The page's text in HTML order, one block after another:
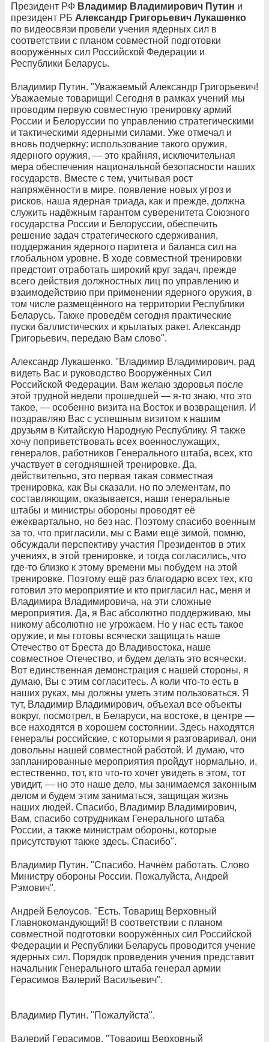
Президент РФ Владимир Владимирович Путин и
президент РБ Александр Григорьевич Лукашенко
по видеосвязи провели учения ядерных сил в
соответствии с планом совместной подготовки
вооружённых сил Российской Федерации и
Республики Беларусь.
Владимир Путин. "Уважаемый Александр Григорьевич!
Уважаемые товарищи! Сегодня в рамках учений мы
проводим первую совместную тренировку армий
России и Белоруссии по управлению стратегическими
и тактическими ядерными силами. Уже отмечал и
вновь подчеркну: использование такого оружия,
ядерного оружия, — это крайняя, исключительная
мера обеспечения национальной безопасности наших
государств. Вместе с тем, учитывая рост
напряжённости в мире, появление новых угроз и
рисков, наша ядерная триада, как и прежде, должна
служить надёжным гарантом суверенитета Союзного
государства России и Белоруссии, обеспечить
решение задач стратегического сдерживания,
поддержания ядерного паритета и баланса сил на
глобальном уровне. В ходе совместной тренировки
предстоит отработать широкий круг задач, прежде
всего действия должностных лиц по управлению и
взаимодействию при применении ядерного оружия, в
том числе размещённого на территории Республики
Беларусь. Также проведём сегодня практические
пуски баллистических и крылатых ракет. Александр
Григорьевич, передаю Вам слово".
Александр Лукашенко. "Владимир Владимирович, рад
видеть Вас и руководство Вооружённых Сил
Российской Федерации. Вам желаю здоровья после
этой трудной недели прошедшей — я-то знаю, что это
такое, — особенно визита на Восток и возвращения. И
поздравляю Вас с успешным визитом к нашим
друзьям в Китайскую Народную Республику. Я также
хочу поприветствовать всех военнослужащих,
генералов, работников Генерального штаба, всех, кто
участвует в сегодняшней тренировке. Да,
действительно, это первая такая совместная
тренировка, как Вы сказали, но по элементам, по
составляющим, оказывается, наши генеральные
штабы и министры обороны проводят её
ежеквартально, но без нас. Поэтому спасибо военным
за то, что пригласили, мы с Вами ещё зимой, помню,
обсуждали перспективу участия Президентов в этих
учениях, в этой тренировке, и тогда согласились, что
где-то близко к этому времени мы побудем на этой
тренировке. Поэтому ещё раз благодарю всех тех, кто
готовил это мероприятие и кто пригласил нас, меня и
Владимира Владимировича, на эти сложные
мероприятия. Да, я Вас абсолютно поддерживаю, мы
никому абсолютно не угрожаем. Но у нас есть такое
оружие, и мы готовы всячески защищать наше
Отечество от Бреста до Владивостока, наше
совместное Отечество, и будем делать это всячески.
Вот единственная демонстрация с нашей стороны, я
думаю, Вы с этим согласитесь. А коли что-то есть в
наших руках, мы должны уметь этим пользоваться. Я
тут, Владимир Владимирович, объехал все объекты
вокруг, посмотрел, в Беларуси, на востоке, в центре —
все находятся в хорошем состоянии. Здесь находятся
генералы российские, с которыми я разговаривал, они
довольны нашей совместной работой. И думаю, что
запланированные мероприятия пройдут нормально, и,
естественно, тот, кто что-то хочет увидеть в этом, тот
увидит, — но это наше дело, мы занимаемся законным
делом и будем этим заниматься, защищая жизнь
наших людей. Спасибо, Владимир Владимирович,
Вам, спасибо сотрудникам Генерального штаба
России, а также министрам обороны, которые
присутствуют также здесь. Спасибо".
Владимир Путин. "Спасибо. Начнём работать. Слово
Министру обороны России. Пожалуйста, Андрей
Рэмович".
Андрей Белоусов. "Есть. Товарищ Верховный
Главнокомандующий! В соответствии с планом
совместной подготовки вооружённых сил Российской
Федерации и Республики Беларусь проводится учение
ядерных сил. Порядок проведения учения представит
начальник Генерального штаба генерал армии
Герасимов Валерий Васильевич".
Владимир Путин. "Пожалуйста".
Валерий Герасимов. "Товарищ Верховный